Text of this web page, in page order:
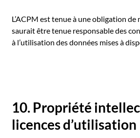
L’ACPM est tenue à une obligation de
saurait être tenue responsable des
à l’utilisation des données mises à
10. Propriété
licences d’utilisation